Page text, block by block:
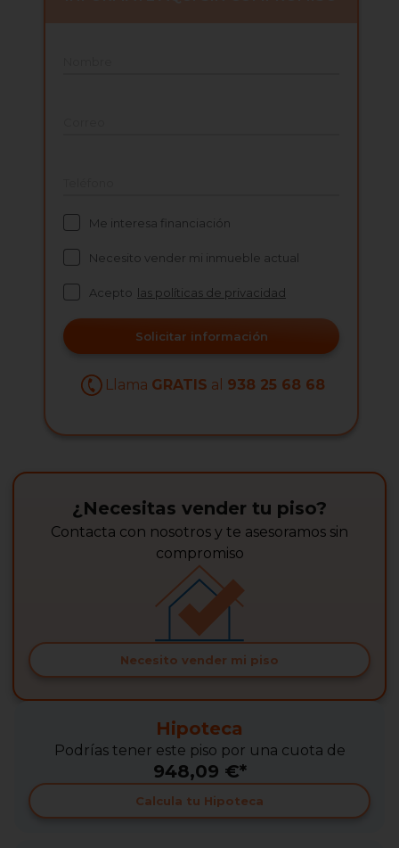
Me interesa financiación
Necesito vender mi inmueble actual
Acepto las políticas de privacidad
Solicitar información
Llama GRATIS al 938 25 68 68
¿Necesitas vender tu piso?
Contacta con nosotros y te asesoramos sin
compromiso
Necesito vender mi piso
Hipoteca
Podrías tener este piso por una cuota de
948,09 €*
Calcula tu Hipoteca